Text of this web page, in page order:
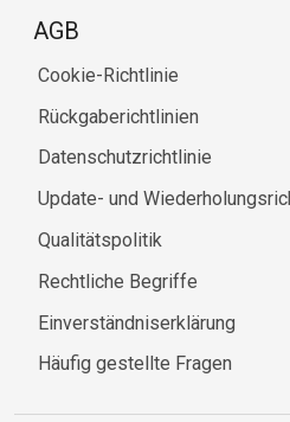
AGB
Cookie-Richtlinie
Rückgaberichtlinien
Datenschutzrichtlinie
Update- und
Qualitätspolitik
Rechtliche Begriffe
Einverständniserklärung
Häufig gestellte Fragen